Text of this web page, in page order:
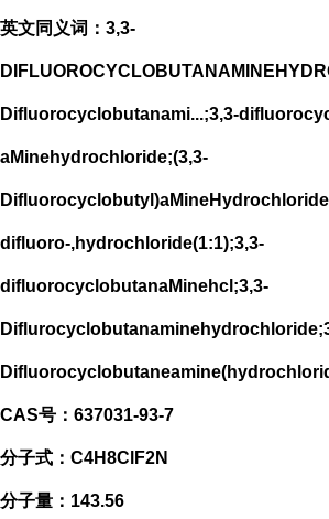
英文同义词：3,3-
Difluorocyclobutanami...;3,3-
aMinehydrochloride;(3,3-
difluoro-,hydrochloride(1:1);3,3-
difluorocyclobutanaMinehcl;3,3-
CAS号：637031-93-7
分子式：C4H8ClF2N
分子量：143.56